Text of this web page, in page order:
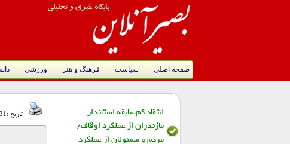
صفحه اصلی سیاست فرهنگ و هنر ورزشی
انتقاد کم‌سابقه استاندار
مازندران از عملکرد اوقاف/
مردم و مسئولان از عملکرد
تاریخ :1404/04/31 8:24 AM